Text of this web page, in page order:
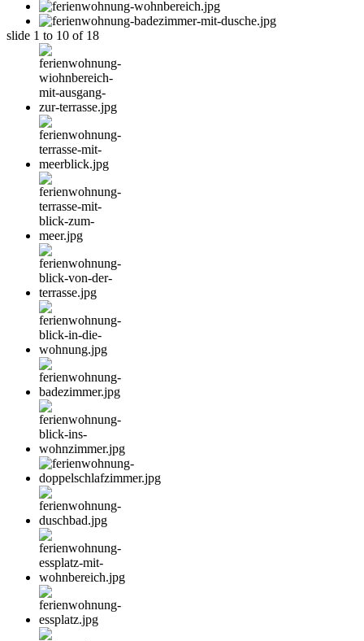
slide 1 to 10 of 18